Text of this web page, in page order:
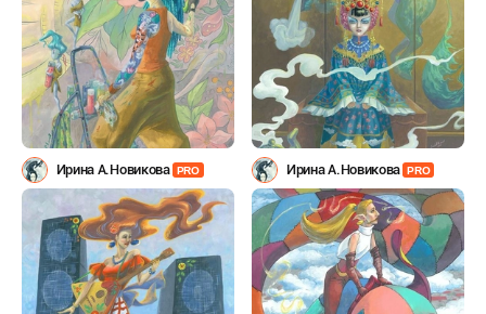
Ирина А.Новикова PRO Ирина А.Новикова PRO